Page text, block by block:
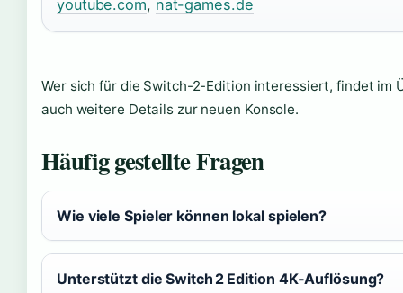
youtube.com, nat-games.de
Wer sich für die Switch-2-Edition interessiert, findet im
auch weitere Details zur neuen Konsole.
Häufig gestellte Fragen
Wie viele Spieler können lokal spielen?
Unterstützt die Switch 2 Edition 4K‑Auflösung?